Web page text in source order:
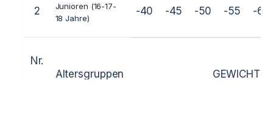
2
Junioren (16-17-
18 Jahre)
-40 -45 -50 -55 -60
Nr.
Altersgruppen